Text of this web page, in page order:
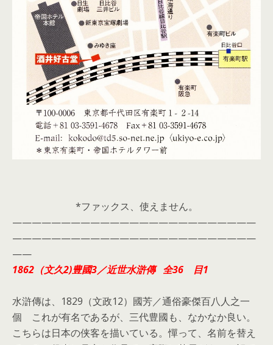
*ファックス、使えません。
—————————————————————————
—————————————————————————
——
1862（文久2)豊國3／近世水滸傳 全36 目1
水滸傳は、1829（文政12）國芳／通俗豪傑百八人之一
個 これが有名であるが、三代豊國も、なかなか良い。
こちらは日本の侠客を描いている。憚って、名前を替え